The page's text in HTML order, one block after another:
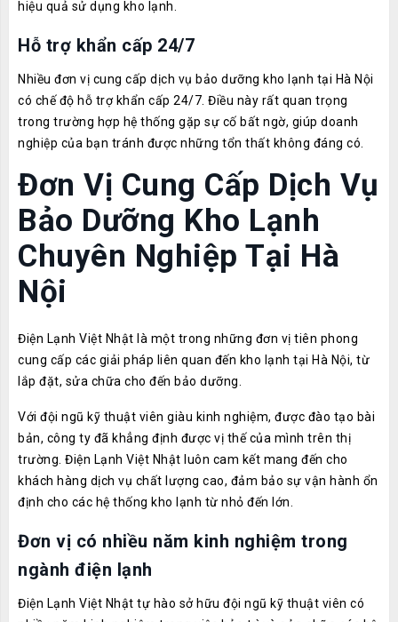
hiệu quả sử dụng kho lạnh.
Hỗ trợ khẩn cấp 24/7
Nhiều đơn vị cung cấp dịch vụ bảo dưỡng kho lạnh tại Hà Nội
có chế độ hỗ trợ khẩn cấp 24/7. Điều này rất quan trọng
trong trường hợp hệ thống gặp sự cố bất ngờ, giúp doanh
nghiệp của bạn tránh được những tổn thất không đáng có.
Đơn Vị Cung Cấp Dịch Vụ
Bảo Dưỡng Kho Lạnh
Chuyên Nghiệp Tại Hà
Nội
Điện Lạnh Việt Nhật là một trong những đơn vị tiên phong
cung cấp các giải pháp liên quan đến kho lạnh tại Hà Nội, từ
lắp đặt, sửa chữa cho đến bảo dưỡng.
Với đội ngũ kỹ thuật viên giàu kinh nghiệm, được đào tạo bài
bản, công ty đã khẳng định được vị thế của mình trên thị
trường. Điện Lạnh Việt Nhật luôn cam kết mang đến cho
khách hàng dịch vụ chất lượng cao, đảm bảo sự vận hành ổn
định cho các hệ thống kho lạnh từ nhỏ đến lớn.
Đơn vị có nhiều năm kinh nghiệm trong
ngành điện lạnh
Điện Lạnh Việt Nhật tự hào sở hữu đội ngũ kỹ thuật viên có